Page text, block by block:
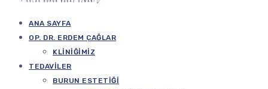
ANA SAYFA
OP. DR. ERDEM ÇAĞLAR
KLINIĞIMIZ
TEDAVILER
BURUN ESTETIĞI